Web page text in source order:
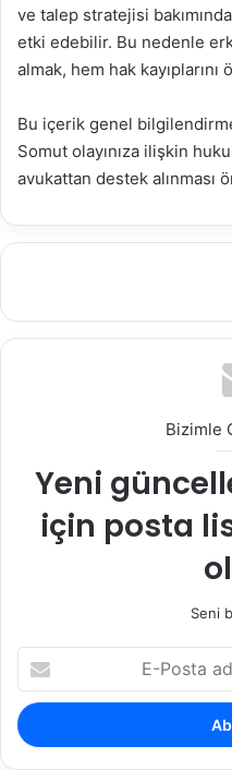
ve talep stratejisi
etki edebilir. Bu nedenle
almak, hem hak kayıplarını
Bu içerik genel bilgilendirme
Somut olayınıza ilişkin
avukattan destek alınması
Bizimle
Yeni
için posta
Seni
P
o